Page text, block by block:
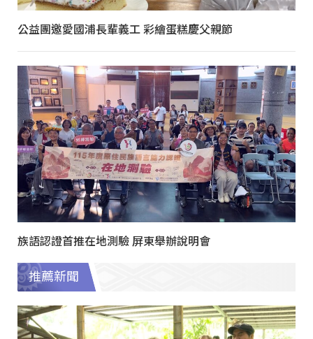
公益團邀愛國浦長輩義工 彩繪蛋糕慶父親節
族語認證首推在地測驗 屏東舉辦說明會
推薦新聞